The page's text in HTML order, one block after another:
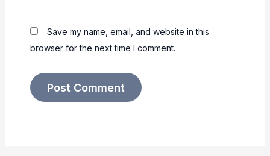
Save my name, email, and website in this
browser for the next time I comment.